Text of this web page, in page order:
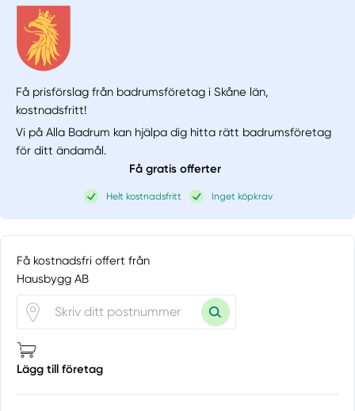
Få prisförslag från badrumsföretag i Skåne län,
kostnadsfritt!
Vi på Alla Badrum kan hjälpa dig hitta rätt badrumsföretag
för ditt ändamål.
Få gratis offerter
Helt kostnadsfritt Inget köpkrav
Få kostnadsfri offert från
Hausbygg AB
Lägg till företag